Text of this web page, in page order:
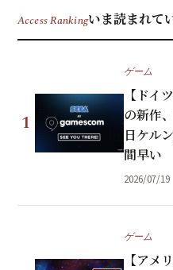
Access Rankingいま読まれて
1
ゲーム
【ドイ
の新作
日ケル
間早い
2026/07/19
ゲーム
【アメ